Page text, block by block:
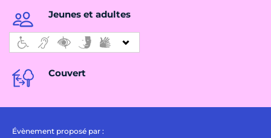
Jeunes et adultes
Couvert
Évènement proposé par :